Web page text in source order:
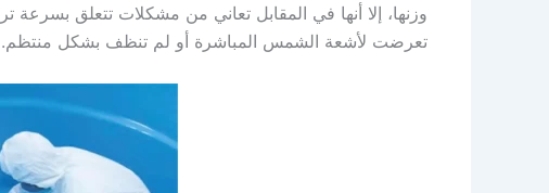
وزنها، إلا أنها في المقابل تعاني من مشكلات تتعلق بسرعة
تعرضت لأشعة الشمس المباشرة أو لم تنظف بشكل منتظم.